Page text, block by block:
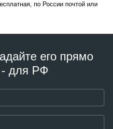
по России почтой или
его прямо
- для РФ